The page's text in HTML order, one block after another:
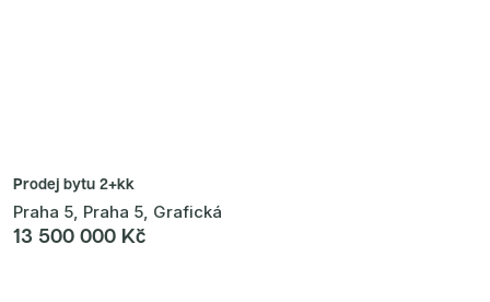
Prodej bytu 2+kk
Praha 5, Praha 5, Grafická
13 500 000 Kč